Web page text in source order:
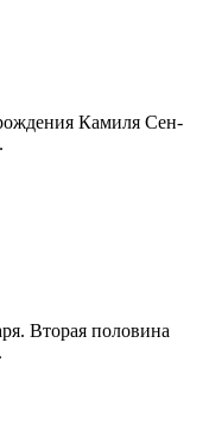
Камиля Сен-
Вторая половина